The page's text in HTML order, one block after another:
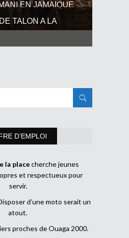
EN JAMAIQUE
TALON A LA
D’EMPLOI
la placecherche jeunes
et respectueux pour
servir.
d’une moto serait un
atout.
proches de Ouaga 2000.